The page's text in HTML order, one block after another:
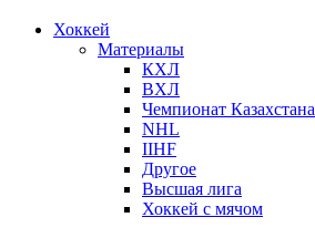
Хоккей
Материалы
КХЛ
ВХЛ
Чемпионат Казахстана
NHL
IIHF
Другое
Высшая лига
Хоккей с мячом